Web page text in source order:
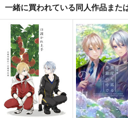
一緒に買われている同人作品また